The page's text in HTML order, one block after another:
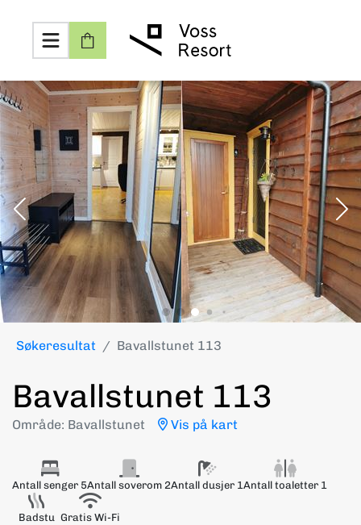
Søkeresultat Bavallstunet 113
Bavallstunet 113
Område: Bavallstunet Vis på kart
Antall senger 5Antall soverom 2Antall dusjer 1Antall toaletter 1
Badstu Gratis Wi-Fi